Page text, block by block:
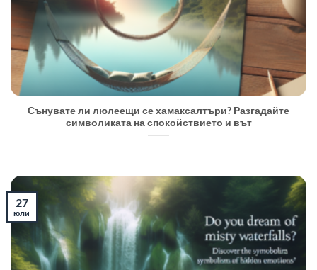
Сънувате ли люлеещи се хамаксалтъри? Разгадайте
символиката на спокойствието и вът
27
юли